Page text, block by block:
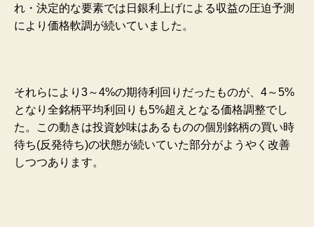
れ・決定的な要素では日銀利上げによる収益の圧迫予測
により価格軟調が続いていました。
それらにより3～4%の期待利回りだったものが、4～5%
となり 全銘柄平均利回りも5%超えとなる価格調整でし
た。この動きは投資妙味はあるものの個別銘柄の買い時
待ち(反発待ち)の状態が続いていた部分がようやく改善
しつつあります。